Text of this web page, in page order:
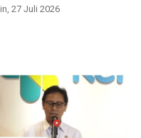
27 Juli 2026